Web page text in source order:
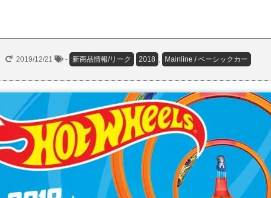
2019/12/21 - 新商品情報/リーク 2018 , Mainline / ベーシックカー